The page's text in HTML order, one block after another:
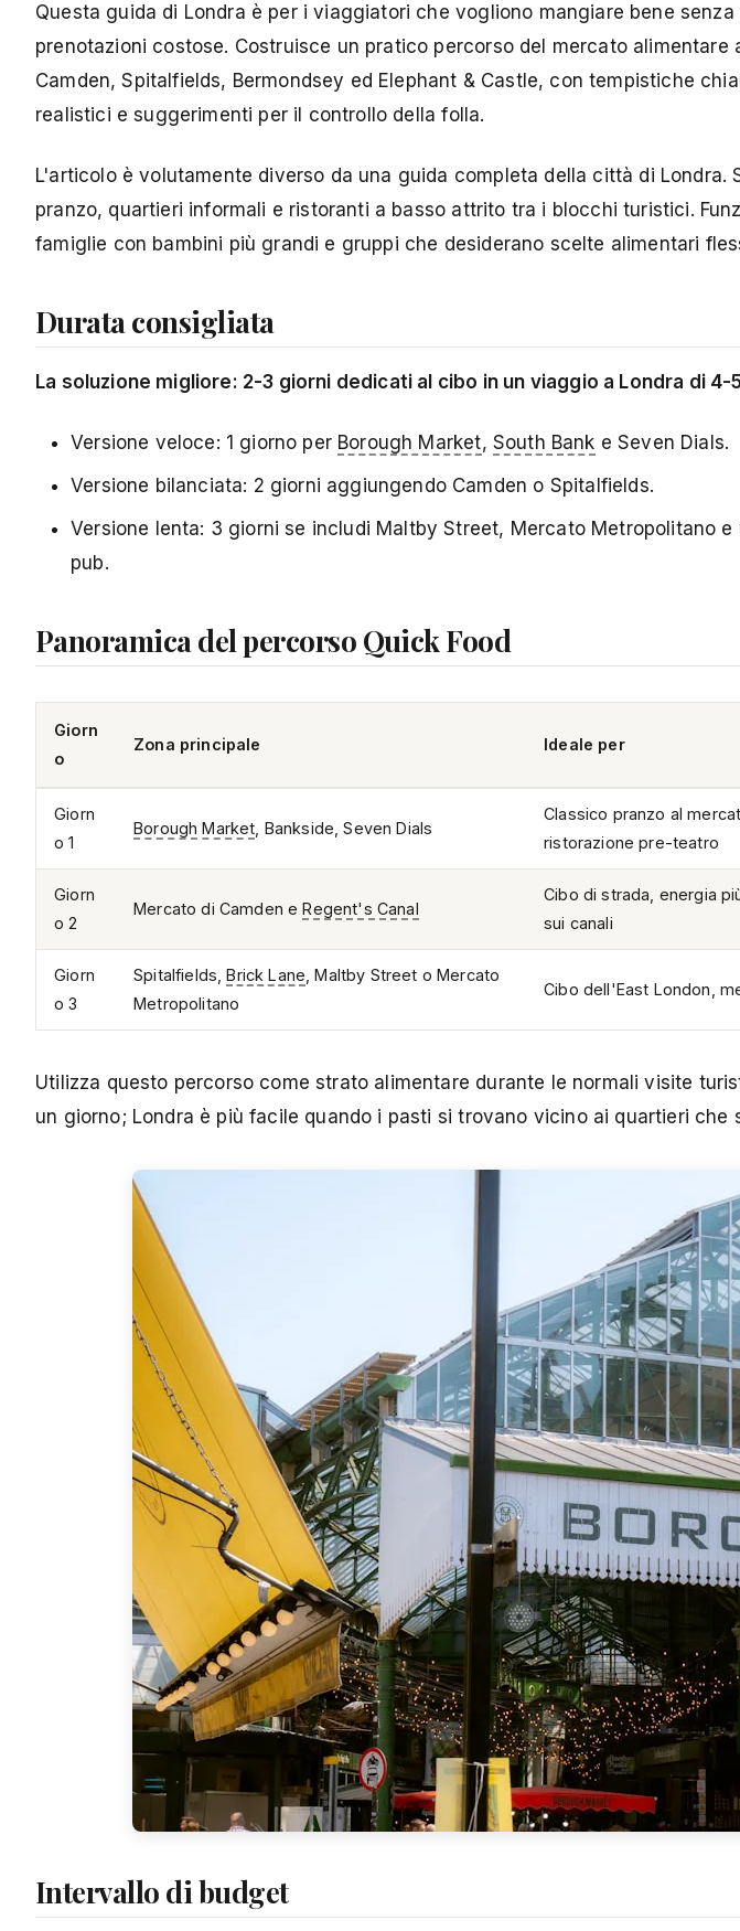
Questa guida di Londra è per i viaggiatori che vogliono mangiare bene
prenotazioni costose. Costruisce un pratico percorso del mercato
Camden, Spitalfields, Bermondsey ed Elephant & Castle, con tempistiche
realistici e suggerimenti per il controllo della folla.
L'articolo è volutamente diverso da una guida completa della città di Londra.
pranzo, quartieri informali e ristoranti a basso attrito tra i blocchi turistici.
famiglie con bambini più grandi e gruppi che desiderano scelte alimentari
Durata consigliata
La soluzione migliore: 2-3 giorni dedicati al cibo in un viaggio a Londra di 4-
Versione veloce: 1 giorno per Borough Market, South Bank e Seven Dials.
Versione bilanciata: 2 giorni aggiungendo Camden o Spitalfields.
Versione lenta: 3 giorni se includi Maltby Street, Mercato Metropolitano
pub.
Panoramica del percorso Quick Food
Giorn
o
Zona principale Ideale per
Giorn
o 1
Borough Market , Bankside, Seven Dials
Classico pranzo al
ristorazione pre-teatro
Giorn
o 2
Mercato di Camden eRegent's Canal
Cibo di strada, energia
sui canali
Giorn
o 3
Spitalfields,Brick Lane , Maltby Street o Mercato
Metropolitano
Cibo dell'East London,
Utilizza questo percorso come strato alimentare durante le normali visite
un giorno; Londra è più facile quando i pasti si trovano vicino ai quartieri che
Intervallo di budget